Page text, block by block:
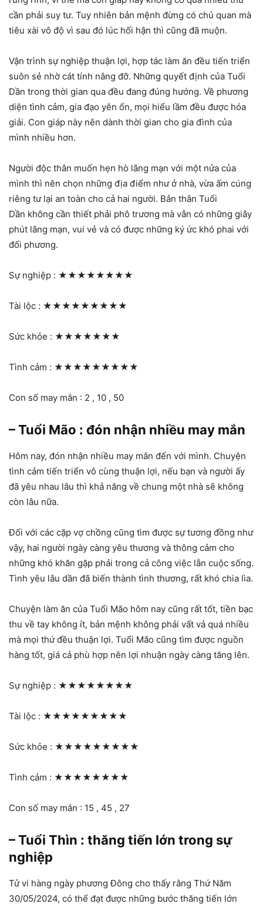
cần phải suy tư. Tuy nhiên bản mệnh đừng có chủ quan mà
tiêu xài vô độ vì sau đó lúc hối hận thì cũng đã muộn.
Vận trình sự nghiệp thuận lợi, hợp tác làm ăn đều tiến triển
suôn sẻ nhờ cát tính nâng đỡ. Những quyết định của Tuổi
Dần trong thời gian qua đều đang đúng hướng. Về phương
diện tình cảm, gia đạo yên ổn, mọi hiểu lầm đều được hóa
giải. Con giáp này nên dành thời gian cho gia đình của
mình nhiều hơn.
Người độc thân muốn hẹn hò lãng mạn với một nửa của
mình thì nên chọn những địa điểm như ở nhà, vừa ấm cúng
riêng tư lại an toàn cho cả hai người. Bản thân Tuổi
Dần không cần thiết phải phô trương mà vẫn có những giây
phút lãng mạn, vui vẻ và có được những ký ức khó phai với
đối phương.
Sự nghiệp : ★★★★★★★★
Tài lộc : ★★★★★★★★★
Sức khỏe : ★★★★★★★
Tình cảm : ★★★★★★★★★
Con số may mắn : 2 , 10 , 50
– Tuổi Mão : đón nhận nhiều may mắn
Hôm nay, đón nhận nhiều may mắn đến với mình. Chuyện
tình cảm tiến triển vô cùng thuận lợi, nếu bạn và người ấy
đã yêu nhau lâu thì khả năng về chung một nhà sẽ không
còn lâu nữa.
Đối với các cặp vợ chồng cũng tìm được sự tương đồng như
vậy, hai người ngày càng yêu thương và thông cảm cho
những khó khăn gặp phải trong cả công việc lẫn cuộc sống.
Tình yêu lâu dần đã biến thành tình thương, rất khó chia lìa.
Chuyện làm ăn của Tuổi Mão hôm nay cũng rất tốt, tiền bạc
thu về tay không ít, bản mệnh không phải vất vả quá nhiều
mà mọi thứ đều thuận lợi. Tuổi Mão cũng tìm được nguồn
hàng tốt, giá cả phù hợp nên lợi nhuận ngày càng tăng lên.
Sự nghiệp : ★★★★★★★★
Tài lộc : ★★★★★★★★★
Sức khỏe : ★★★★★★★★★
Tình cảm : ★★★★★★★★
Con số may mắn : 15 , 45 , 27
– Tuổi Thìn : thăng tiến lớn trong sự
nghiệp
Tử vi hàng ngày phương Đông cho thấy rằng Thứ Năm
30/05/2024, có thể đạt được những bước thăng tiến lớn